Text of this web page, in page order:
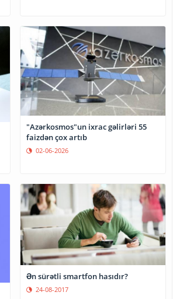
"Azərkosmos"un ixrac gəlirləri 55
faizdən çox artıb
02-06-2026
Ən sürətli smartfon hasıdır?
24-08-2017